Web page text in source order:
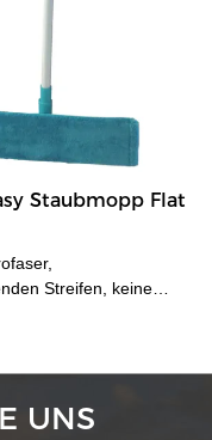
Staubmopp Flat
Streifen, keine
UNS